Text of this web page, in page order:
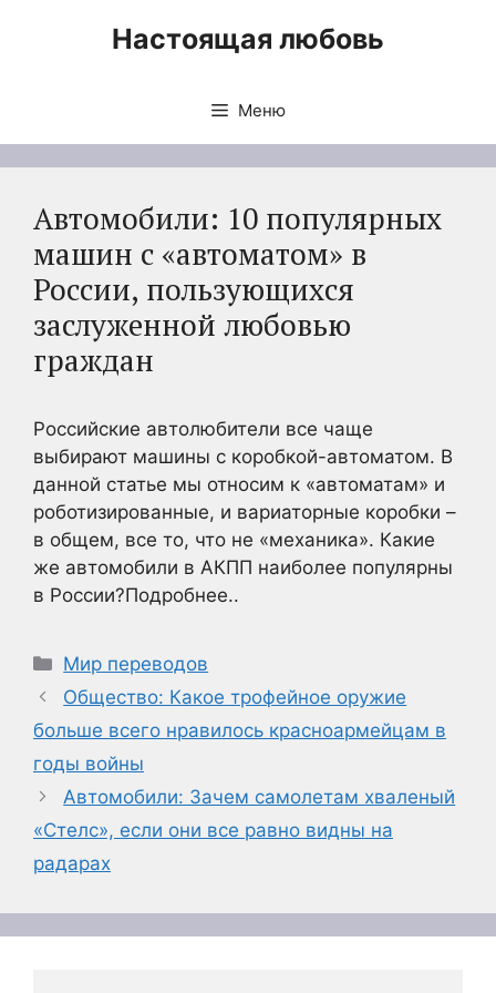
Настоящая любовь
Меню
Автомобили: 10 популярных
машин с «автоматом» в
России, пользующихся
заслуженной любовью
граждан
Российские автолюбители все чаще
выбирают машины с коробкой-автоматом. В
данной статье мы относим к «автоматам» и
роботизированные, и вариаторные коробки –
в общем, все то, что не «механика». Какие
же автомобили в АКПП наиболее популярны
в России?Подробнее..
Рубрики
Мир переводов
Общество: Какое трофейное оружие
больше всего нравилось красноармейцам в
годы войны
Автомобили: Зачем самолетам хваленый
«Стелс», если они все равно видны на
радарах